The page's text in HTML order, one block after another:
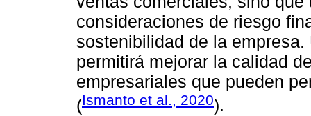
consideraciones de riesgo
sostenibilidad de la
permitirá mejorar la calidad
empresariales que pueden
(Ismanto et al., 2020).